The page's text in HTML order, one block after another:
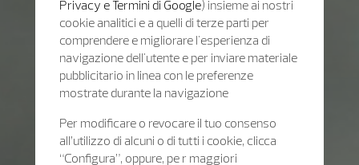
Privacy e Termini di Google) insieme ai nostri
cookie analitici e a quelli di terze parti per
comprendere e migliorare l'esperienza di
navigazione dell'utente e per inviare materiale
pubblicitario in linea con le preferenze
mostrate durante la navigazione
Per modificare o revocare il tuo consenso
all’utilizzo di alcuni o di tutti i cookie, clicca
“Configura”, oppure, pe r maggiori